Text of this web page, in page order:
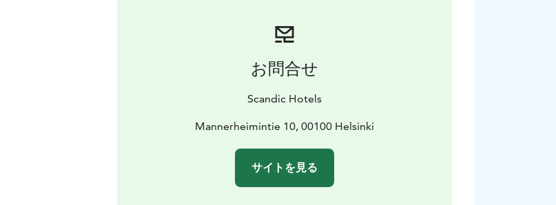
お問合せ
Scandic Hotels
Mannerheimintie 10, 00100 Helsinki
サイトを見る